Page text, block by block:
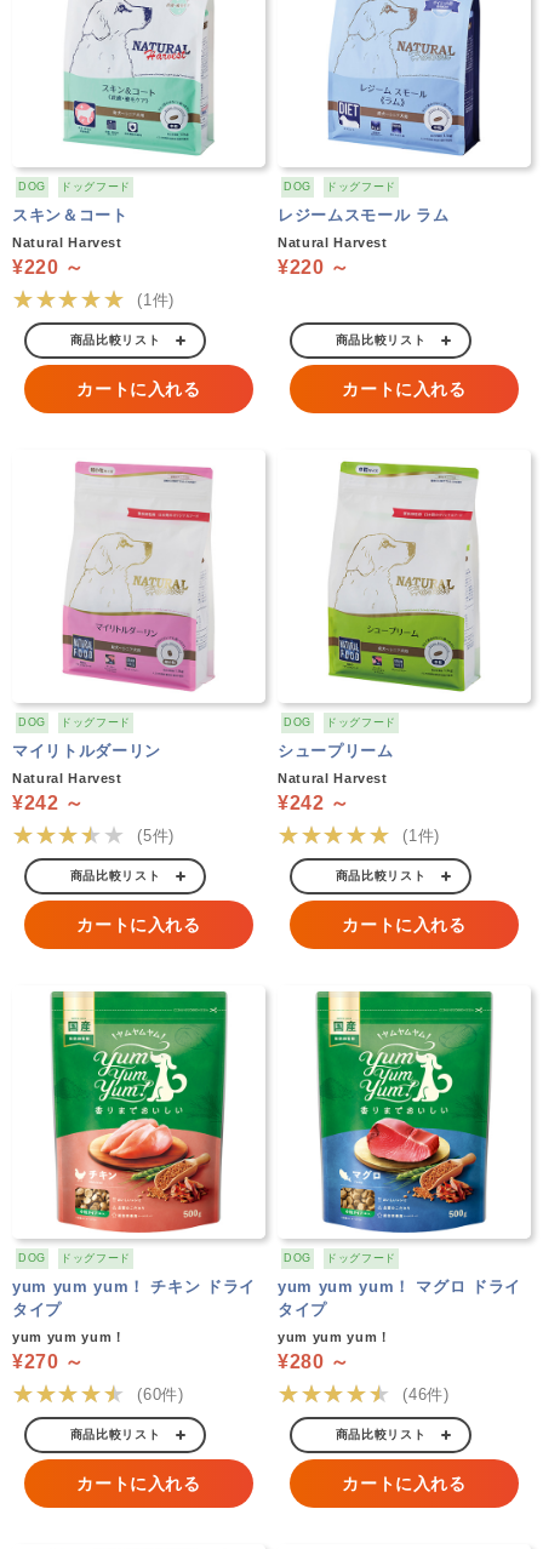
DOG ドッグフード
スキン＆コート
Natural Harvest
¥220 ～
★★★★★ (1件)
商品比較リスト
カートに入れる
DOG ドッグフード
レジームスモール ラム
Natural Harvest
¥220 ～
商品比較リスト
カートに入れる
DOG ドッグフード
マイリトルダーリン
Natural Harvest
¥242 ～
★★★★★ (5件)
商品比較リスト
カートに入れる
DOG ドッグフード
シュープリーム
Natural Harvest
¥242 ～
★★★★★ (1件)
商品比較リスト
カートに入れる
DOG ドッグフード
yum yum yum！ チキン ドライ
タイプ
yum yum yum！
¥270 ～
★★★★★ (60件)
商品比較リスト
カートに入れる
DOG ドッグフード
yum yum yum！ マグロ ドライ
タイプ
yum yum yum！
¥280 ～
★★★★★ (46件)
商品比較リスト
カートに入れる